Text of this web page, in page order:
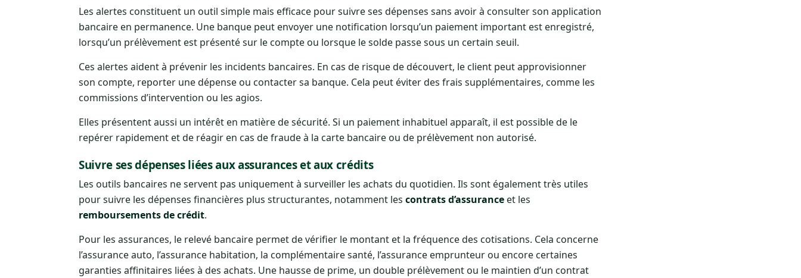
Les alertes constituent un outil simple mais efficace pour suivre ses dépenses sans avoir à consulter son application
bancaire en permanence. Une banque peut envoyer une notification lorsqu’un paiement important est enregistré,
lorsqu’un prélèvement est présenté sur le compte ou lorsque le solde passe sous un certain seuil.
Ces alertes aident à prévenir les incidents bancaires. En cas de risque de découvert, le client peut approvisionner
son compte, reporter une dépense ou contacter sa banque. Cela peut éviter des frais supplémentaires, comme les
commissions d’intervention ou les agios.
Elles présentent aussi un intérêt en matière de sécurité. Si un paiement inhabituel apparaît, il est possible de le
repérer rapidement et de réagir en cas de fraude à la carte bancaire ou de prélèvement non autorisé.
Suivre ses dépenses liées aux assurances et aux crédits
Les outils bancaires ne servent pas uniquement à surveiller les achats du quotidien. Ils sont également très utiles
pour suivre les dépenses financières plus structurantes, notamment les contrats d’assurance et les
remboursements de crédit.
Pour les assurances, le relevé bancaire permet de vérifier le montant et la fréquence des cotisations. Cela concerne
l’assurance auto, l’assurance habitation, la complémentaire santé, l’assurance emprunteur ou encore certaines
garanties affinitaires liées à des achats. Une hausse de prime, un double prélèvement ou le maintien d’un contrat